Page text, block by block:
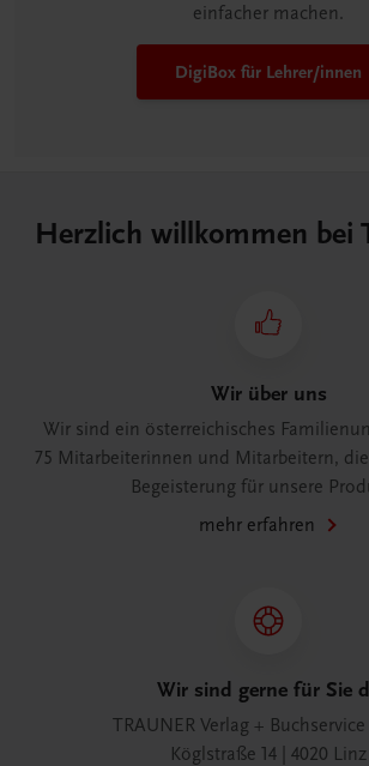
einfacher machen.
DigiBox für Lehrer/innen
Herzlich willkommen bei
Wir über uns
Wir sind ein österreichisches
75 Mitarbeiterinnen und Mitarbeitern,
Begeisterung für unsere
mehr erfahren
Wir sind gerne für Sie
TRAUNER Verlag +
Köglstraße 14 | 4020 Linz